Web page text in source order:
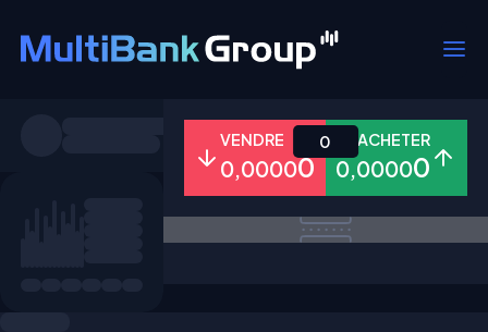
Tous Forex Métaux Actions
VENDRE
0,00000
ACHETER
0,00000
0